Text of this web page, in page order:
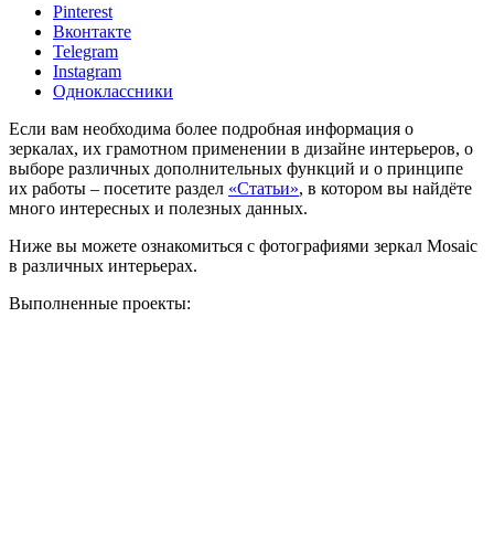
Pinterest
Вконтакте
Telegram
Instagram
Одноклассники
Если вам необходима более подробная информация о
зеркалах, их грамотном применении в дизайне интерьеров, о
выборе различных дополнительных функций и о принципе
их работы – посетите раздел «Статьи», в котором вы найдёте
много интересных и полезных данных.
Ниже вы можете ознакомиться с фотографиями зеркал Mosaic
в различных интерьерах.
Выполненные проекты: